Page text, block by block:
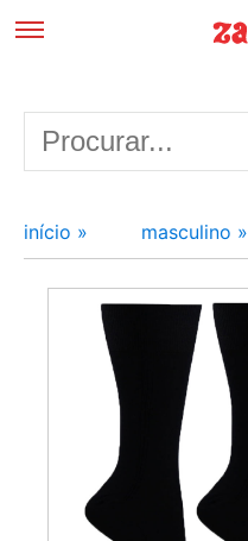
início » masculino »